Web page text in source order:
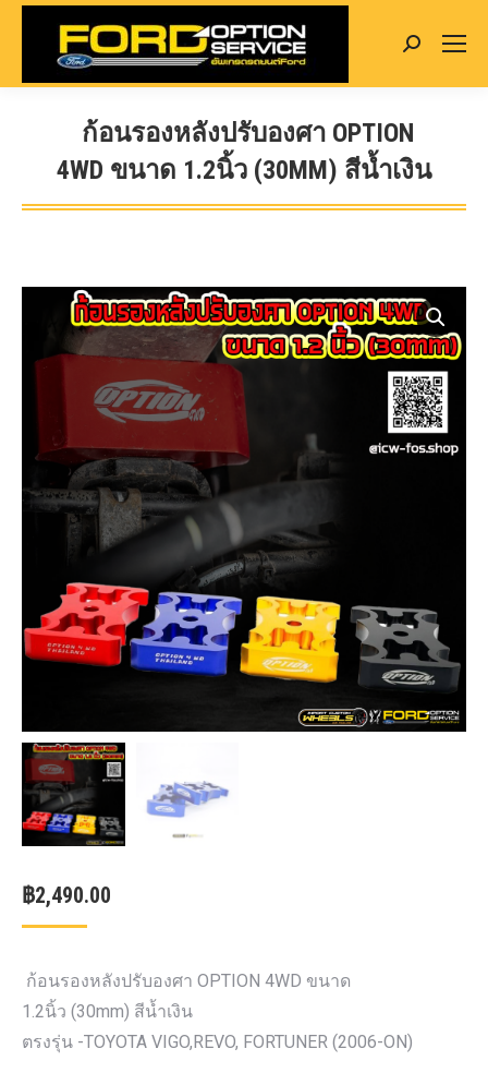
Search:
ก้อนรองหลังปรับองศา OPTION
4WD ขนาด 1.2นิ้ว (30MM) สีน้ำเงิน
You are here:
฿2,490.00
ก้อนรองหลังปรับองศา OPTION 4WD ขนาด
1.2นิ้ว (30mm) สีน้ำเงิน
ตรงรุ่น -TOYOTA VIGO,REVO, FORTUNER (2006-ON)